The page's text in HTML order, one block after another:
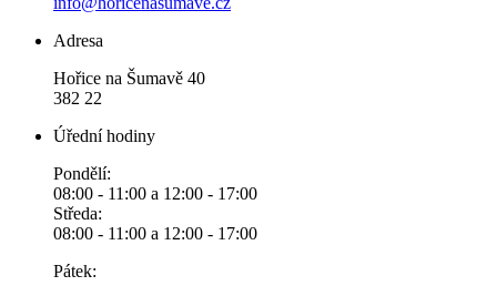
Adresa
Hořice na Šumavě 40
382 22
Úřední hodiny
Pondělí:
08:00 - 11:00 a 12:00 - 17:00
Středa:
08:00 - 11:00 a 12:00 - 17:00
Pátek: